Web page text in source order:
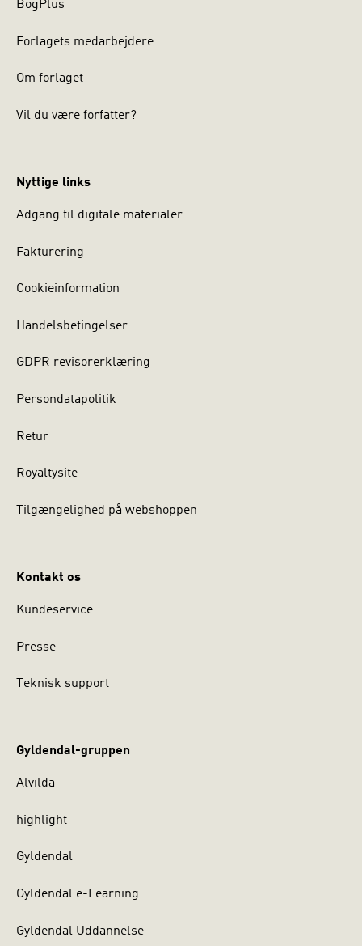
administratorer, samt til dem, der på andre måder er
BogPlus
Forlagets medarbejdere
Om forlaget
Vil du være forfatter?
Nyttige links
Adgang til digitale materialer
Fakturering
Cookieinformation
Handelsbetingelser
GDPR revisorerklæring
Persondatapolitik
Retur
Royaltysite
Tilgængelighed på webshoppen
Kontakt os
Kundeservice
Presse
Teknisk support
Gyldendal-gruppen
Alvilda
highlight
Gyldendal
Gyldendal e-Learning
Gyldendal Uddannelse